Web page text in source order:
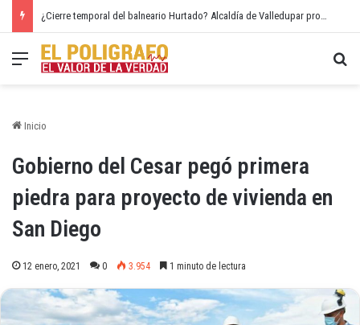
¿Cierre temporal del balneario Hurtado? Alcaldía de Valledupar propone recuperar el río Guatapurí
Menú
Inicio
Gobierno del Cesar pegó primera
piedra para proyecto de vivienda en
San Diego
12 enero, 2021 0 3.954 1 minuto de lectura